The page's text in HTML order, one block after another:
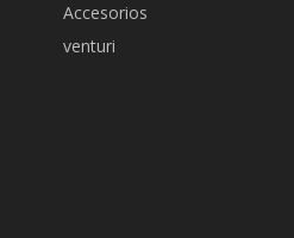
Accesorios
venturi